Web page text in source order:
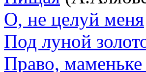
О, не целуй меня
Под луной
Право,